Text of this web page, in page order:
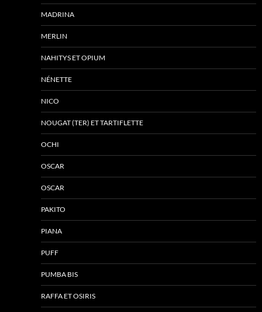
MADRINA
MERLIN
NAHITYS ET OPIUM
NÉNETTE
NICO
NOUGAT (TER) ET TARTIFLETTE
OCHI
OSCAR
OSCAR
PAKITO
PIANA
PUFF
PUMBA BIS
RAFFA ET OSIRIS